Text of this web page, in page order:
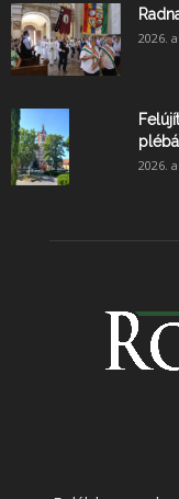
2026.
2026.